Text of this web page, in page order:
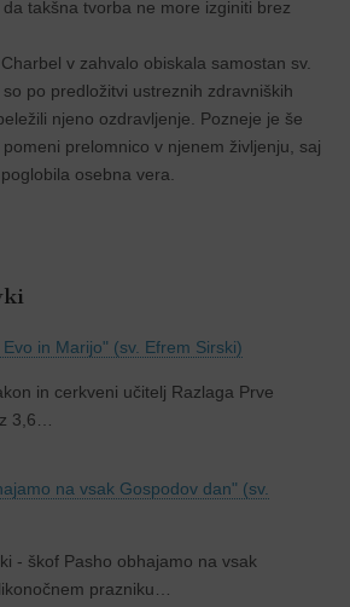
takšna tvorba ne more izginiti brez
v zahvalo obiskala samostan sv.
po predložitvi ustreznih zdravniških
njeno ozdravljenje. Pozneje je še
prelomnico v njenem življenju, saj
osebna vera.
in Marijo" (sv. Efrem Sirski)
in cerkveni učitelj Razlaga Prve
3,6…
na vsak Gospodov dan" (sv.
- škof Pasho obhajamo na vsak
prazniku…